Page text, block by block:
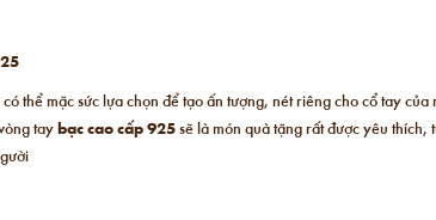
thể mặc sức lựa chọn để tạo ấn tượng, nét riêng cho cổ tay
taybạc cao cấp 925sẽ là món quà tặng rất được yêu